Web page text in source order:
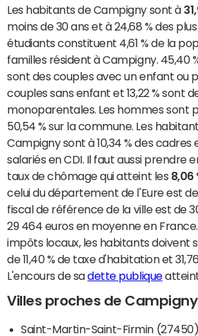
Les habitants de Campigny sont à
moins de 30 ans et à 24,68 % des
étudiants constituent 4,61 % de la
familles résident à Campigny. 45,40
sont des couples avec un enfant ou
couples sans enfant et 13,22 % sont
monoparentales. Les hommes sont
50,54 % sur la commune. Les
Campigny sont à 10,34 % des cadres
salariés en CDI. Il faut aussi prendre
taux de chômage qui atteint les 8,06
celui du département de l'Eure est de
fiscal de référence de la ville est de
29 464 euros en moyenne en
impôts locaux, les habitants doivent
de 11,40 % de taxe d'habitation et
L'encours de sadette publique
Villes proches de Campigny
Saint-Martin-Saint-Firmin (27450)